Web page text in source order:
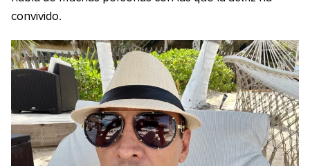
convivido.